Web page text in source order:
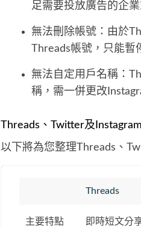
足需要投放廣告的企業
無法刪除帳號：由於
Threads帳號，只能暫
無法自定用戶名稱：
稱，需一併更改
Threads、Twitter及
以下將為您整理Threads、
Threads
主要特點
即時短文分